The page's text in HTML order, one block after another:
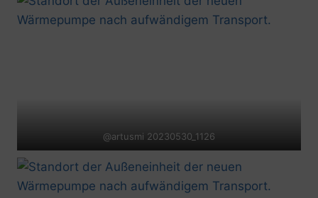
@artusmi 20230530_1126